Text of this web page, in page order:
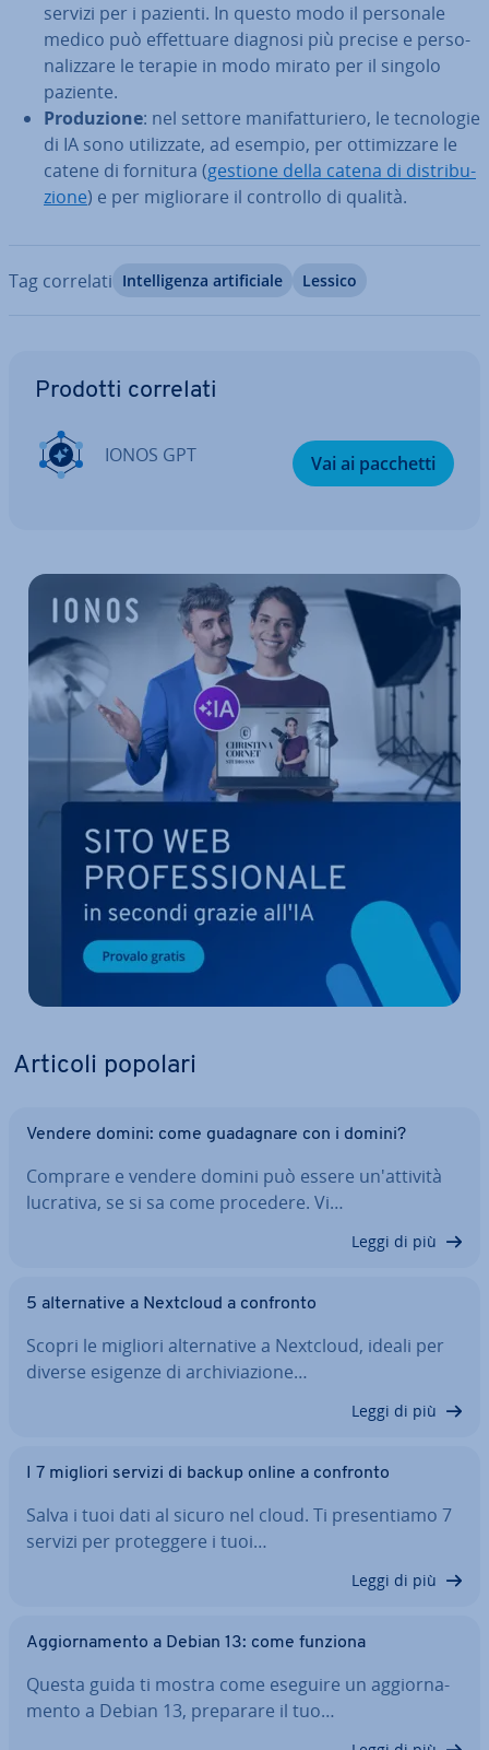
servizi per i pazienti. In questo modo il personale
medico può ef­fet­tua­re diagnosi più precise e per­so­
na­liz­za­re le terapie in modo mirato per il singolo
paziente.
Pro­du­zio­ne: nel settore ma­ni­fat­tu­rie­ro, le tec­no­lo­gie
di IA sono uti­liz­za­te, ad esempio, per ot­ti­miz­za­re le
catene di fornitura (gestione della catena di di­stri­bu­
zio­ne) e per mi­glio­ra­re il controllo di qualità.
Tag correlati In­tel­li­gen­za ar­ti­fi­cia­le Lessico
Prodotti correlati
IONOS GPT Vai ai pacchetti
Articoli popolari
Vendere domini: come gua­da­gna­re con i domini?
Comprare e vendere domini può essere un'at­ti­vi­tà
lucrativa, se si sa come procedere. Vi…
Leggi di più
5 al­ter­na­ti­ve a Nextcloud a confronto
Scopri le migliori al­ter­na­ti­ve a Nextcloud, ideali per
diverse esigenze di ar­chi­via­zio­ne…
Leggi di più
I 7 migliori servizi di backup online a confronto
Salva i tuoi dati al sicuro nel cloud. Ti pre­sen­tia­mo 7
servizi per pro­teg­ge­re i tuoi…
Leggi di più
Ag­gior­na­men­to a Debian 13: come funziona
Questa guida ti mostra come eseguire un ag­gior­na­
men­to a Debian 13, preparare il tuo…